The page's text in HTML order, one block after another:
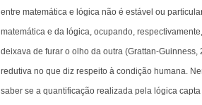
entre matemática e lógica não é estável ou
matemática e da lógica, ocupando,
deixava de furar o olho da outra (Grattan-
redutiva no que diz respeito à condição humana.
saber se a quantificação realizada pela lógica